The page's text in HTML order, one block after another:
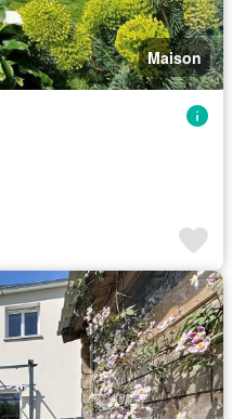
Maison